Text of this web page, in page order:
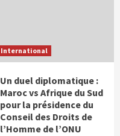
International
Un duel diplomatique :
Maroc vs Afrique du Sud
pour la présidence du
Conseil des Droits de
l’Homme de l’ONU